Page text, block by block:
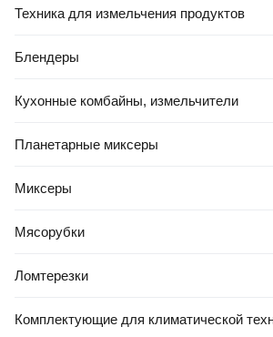
Техника для измельчения продуктов
Блендеры
Кухонные комбайны, измельчители
Планетарные миксеры
Миксеры
Мясорубки
Ломтерезки
Комплектующие для климатической